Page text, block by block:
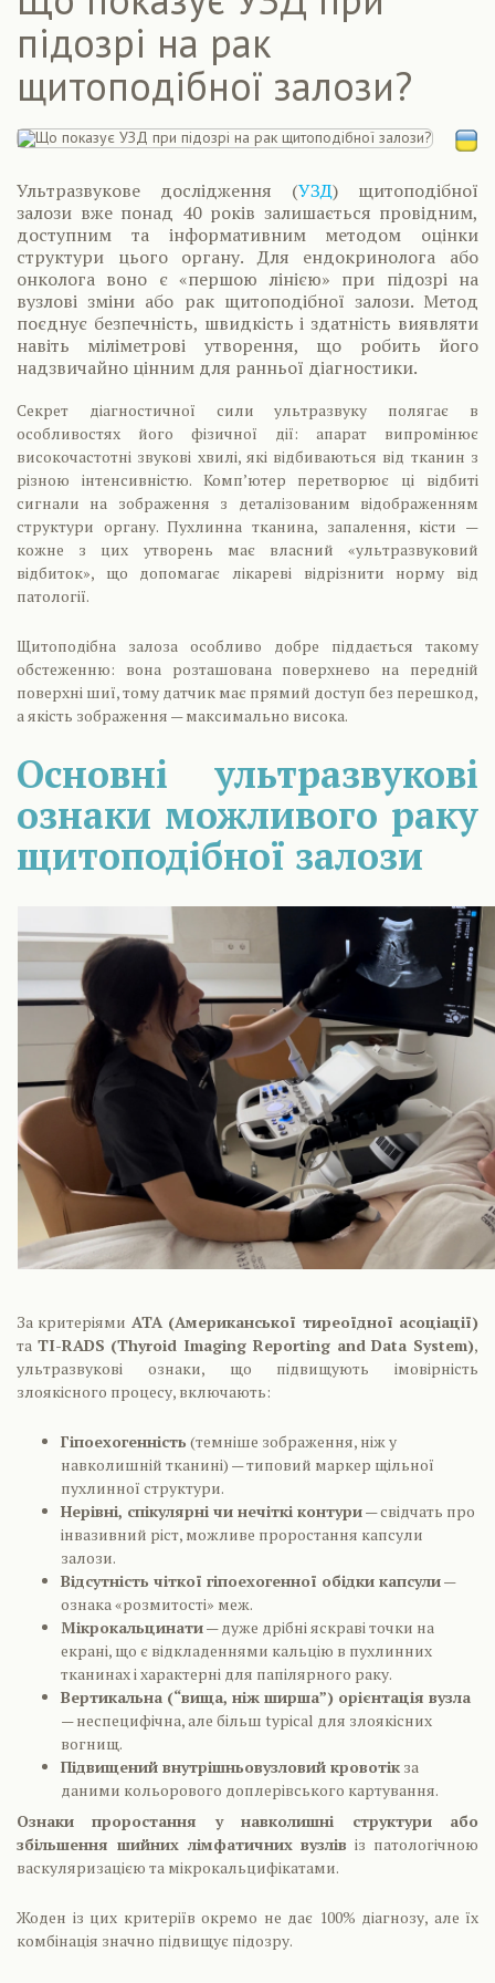
підозрі на рак
щитоподібної залози?
Ультразвукове дослідження (УЗД) щитоподібної
залози вже понад 40 років залишається провідним,
доступним та інформативним методом оцінки
структури цього органу. Для ендокринолога або
онколога воно є «першою лінією» при підозрі на
вузлові зміни або рак щитоподібної залози. Метод
поєднує безпечність, швидкість і здатність виявляти
навіть міліметрові утворення, що робить його
надзвичайно цінним для ранньої діагностики.
Секрет діагностичної сили ультразвуку полягає в
особливостях його фізичної дії: апарат випромінює
високочастотні звукові хвилі, які відбиваються від тканин з
різною інтенсивністю. Комп’ютер перетворює ці відбиті
сигнали на зображення з деталізованим відображенням
структури органу. Пухлинна тканина, запалення, кісти —
кожне з цих утворень має власний «ультразвуковий
відбиток», що допомагає лікареві відрізнити норму від
патології.
Щитоподібна залоза особливо добре піддається такому
обстеженню: вона розташована поверхнево на передній
поверхні шиї, тому датчик має прямий доступ без перешкод,
а якість зображення — максимально висока.
Основні ультразвукові
ознаки можливого раку
щитоподібної залози
За критеріями ATA (Американської тиреоїдної асоціації)
та TI-RADS (Thyroid Imaging Reporting and Data System),
ультразвукові ознаки, що підвищують імовірність
злоякісного процесу, включають:
Гіпоехогенність (темніше зображення, ніж у
навколишній тканині) — типовий маркер щільної
пухлинної структури.
Нерівні, спікулярні чи нечіткі контури— свідчать про
інвазивний ріст, можливе проростання капсули
залози.
Відсутність чіткої гіпоехогенної обідки капсули—
ознака «розмитості» меж.
Мікрокальцинати— дуже дрібні яскраві точки на
екрані, що є відкладеннями кальцію в пухлинних
тканинах і характерні для папілярного раку.
Вертикальна (“вища, ніж ширша”) орієнтація вузла
— неспецифічна, але більш typical для злоякісних
вогнищ.
Підвищений внутрішньовузловий кровотік за
даними кольорового доплерівського картування.
Ознаки проростання у навколишні структури або
збільшення шийних лімфатичних вузлів із патологічною
васкуляризацією та мікрокальцифікатами.
Жоден із цих критеріїв окремо не дає 100% діагнозу, але їх
комбінація значно підвищує підозру.